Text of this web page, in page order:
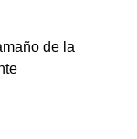
de la